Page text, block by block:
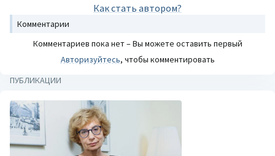
Как стать автором?
Комментарии
Комментариев пока нет – Вы можете оставить первый
Авторизуйтесь, чтобы комментировать
ПУБЛИКАЦИИ